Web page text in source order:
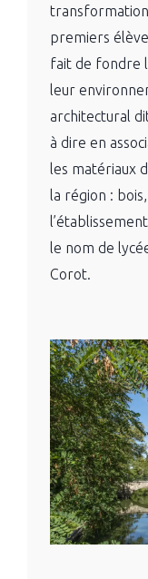
transformation
premiers
fait de fondre
leur
architectural
à dire en
les matériaux
la région :
le nom de
Corot.